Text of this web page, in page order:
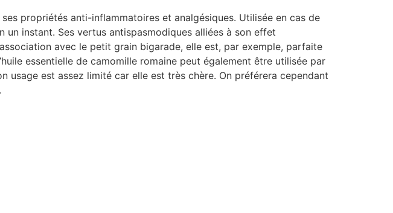
propriétés anti-inflammatoires et analgésiques. Utilisée en cas de
un instant. Ses vertus antispasmodiques alliées à son effet
avec le petit grain bigarade, elle est, par exemple, parfaite
essentielle de camomille romaine peut également être utilisée par
est assez limité car elle est très chère. On préférera cependant